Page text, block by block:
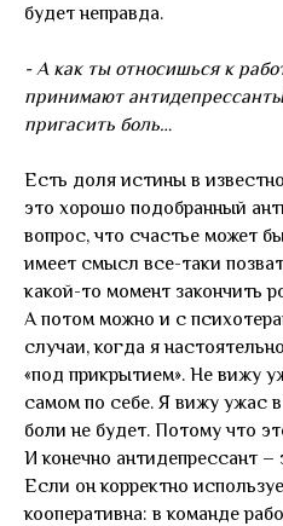
будет неправда.
- А как ты относишься к
принимают
пригасить боль…
Есть доля истины в
это хорошо подобранный
вопрос, что счастье может
имеет смысл все-таки
какой-то момент закончить
А потом можно и с
случаи, когда я
«под прикрытием». Не вижу
самом по себе. Я вижу ужас
боли не будет. Потому что
И конечно антидепрессант –
Если он корректно
кооперативна: в команде